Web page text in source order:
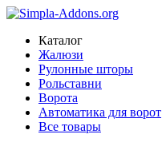
Каталог
Жалюзи
Рулонные шторы
Рольставни
Ворота
Автоматика для ворот
Все товары